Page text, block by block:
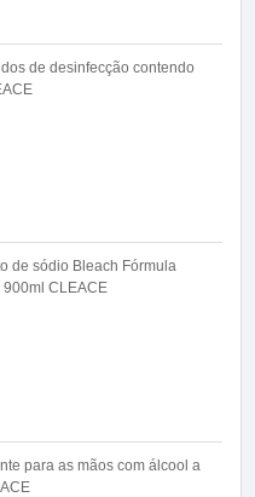
de desinfecção contendo
de sódio Bleach Fórmula
CLEACE
para as mãos com álcool a